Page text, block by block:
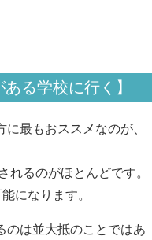
る学校に行く】
最もおススメなのが、
るのがほとんどです。
になります。
のは並大抵のことではあ